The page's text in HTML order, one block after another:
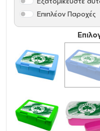
πληροί τις
σύμφωνα με το
Χωρίς BPA, PVC,
: Πλαστικό BPA
Διαστάσεις : 185 x
Made in:Germany
Certification : Food
1935/2004 andEU
(Δεν είναι
μικροκυμάτων περιέχει
Επιπλέον Παροχές